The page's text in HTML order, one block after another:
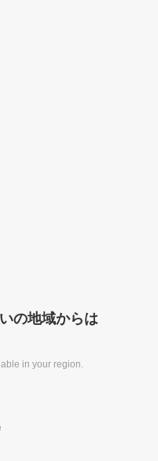
の地域からは
in your region.